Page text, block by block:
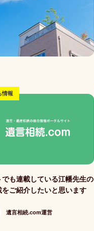
情報
でも連載している江幡先生の
をご紹介したいと思います
遺言相続.com運営